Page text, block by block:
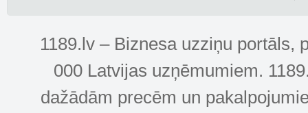
1189.lv – Biznesa uzziņu portāls,
000 Latvijas uzņēmumiem.
dažādām precēm un